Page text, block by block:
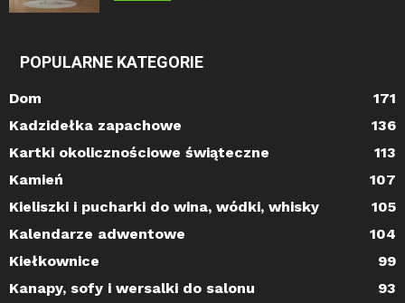
POPULARNE KATEGORIE
Dom
171
Kadzidełka zapachowe
136
Kartki okolicznościowe świąteczne
113
Kamień
107
Kieliszki i pucharki do wina, wódki, whisky
105
Kalendarze adwentowe
104
Kiełkownice
99
Kanapy, sofy i wersalki do salonu
93